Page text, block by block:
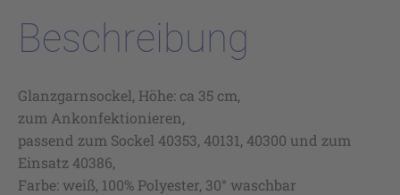
Beschreibung
Glanzgarnsockel, Höhe: ca 35 cm,
zum Ankonfektionieren,
passend zum Sockel 40353, 40131, 40300 und zum
Einsatz 40386,
Farbe: weiß, 100% Polyester, 30° waschbar